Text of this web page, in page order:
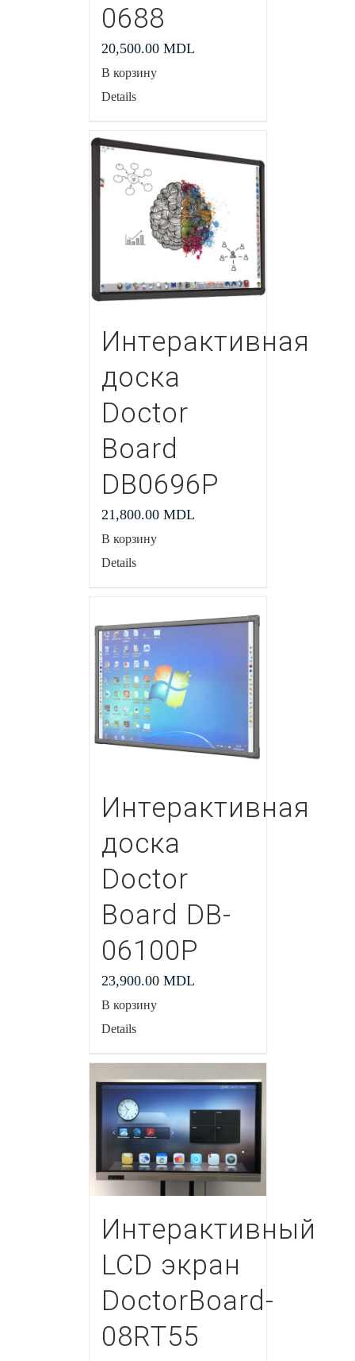
0688
20,500.00 MDL
В корзину
Details
Интерактивная
доска
Doctor
Board
DB0696P
21,800.00 MDL
В корзину
Details
Интерактивная
доска
Doctor
Board DB-
06100P
23,900.00 MDL
В корзину
Details
Интерактивный
LCD экран
DoctorBoard-
08RT55